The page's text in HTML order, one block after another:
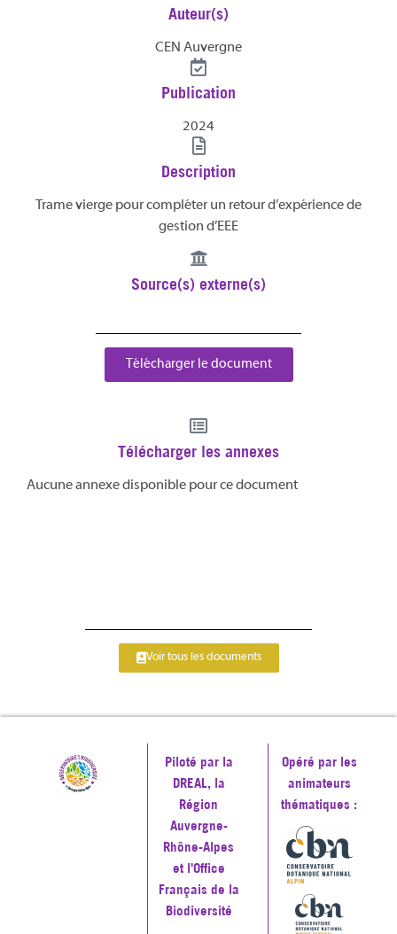
Auteur(s)
CEN Auvergne
Publication
2024
Description
Trame vierge pour compléter un retour d’expérience de
gestion d’EEE
Source(s) externe(s)
Télécharger le document
Télécharger les annexes
Aucune annexe disponible pour ce document
Voir tous les documents
Piloté par la
DREAL, la
Région
Auvergne-
Rhône-Alpes
et l'Office
Français de la
Biodiversité
Opéré par les
animateurs
thématiques :